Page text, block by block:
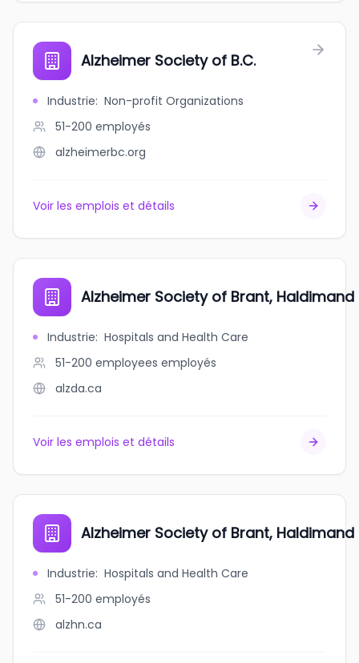
Alzheimer Society of B.C.
Industrie: Non-profit Organizations
51-200 employés
alzheimerbc.org
Voir les emplois et détails
Alzheimer Society of Brant,
Industrie: Hospitals and Health Care
51-200 employees employés
alzda.ca
Voir les emplois et détails
Alzheimer Society of Brant,
Industrie: Hospitals and Health Care
51-200 employés
alzhn.ca